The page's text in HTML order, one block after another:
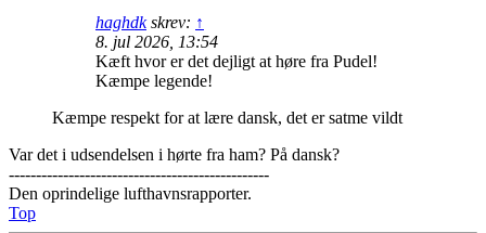
haghdkskrev: ↑
8. jul 2026, 13:54
Kæft hvor er det dejligt at høre fra Pudel!
Kæmpe legende!
Kæmpe respekt for at lære dansk, det er satme vildt
Var det i udsendelsen i hørte fra ham? På dansk?
------------------------------------------------
Den oprindelige lufthavnsrapporter.
Top